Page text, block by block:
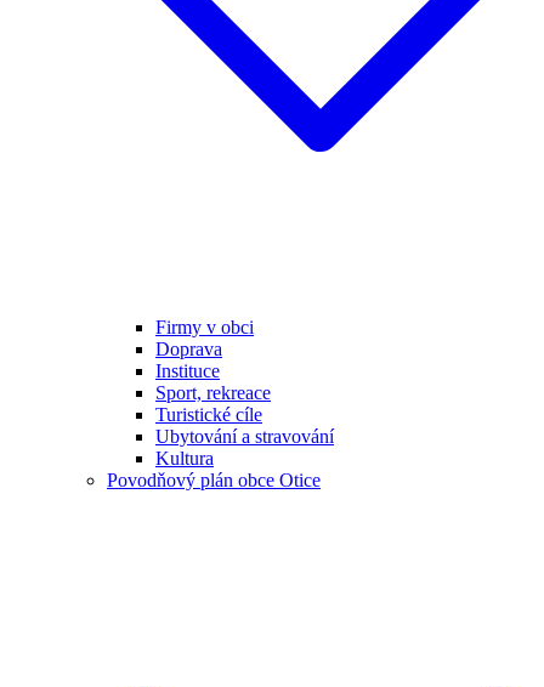
Firmy v obci
Doprava
Instituce
Sport, rekreace
Turistické cíle
Ubytování a stravování
Kultura
Povodňový plán obce Otice